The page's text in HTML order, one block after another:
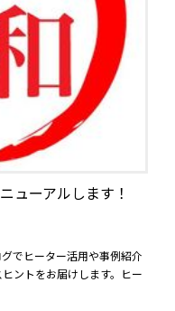
ューアルします！
でヒーター活用や事例紹介
ントをお届けします。ヒー